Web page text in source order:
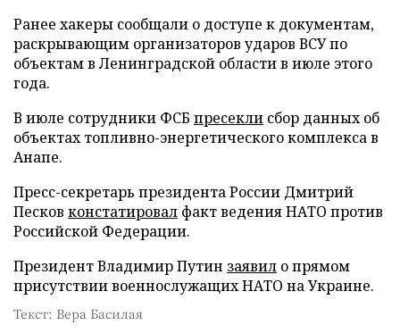
Ранее хакеры сообщали о доступе к документам,
раскрывающим организаторов ударов ВСУ по
объектам в Ленинградской области в июле этого
года.
В июле сотрудники ФСБ пресекли сбор данных об
объектах топливно-энергетического комплекса в
Анапе.
Пресс-секретарь президента России Дмитрий
Песков констатировал факт ведения НАТО против
Российской Федерации.
Президент Владимир Путин заявил о прямом
присутствии военнослужащих НАТО на Украине.
Текст: Вера Басилая